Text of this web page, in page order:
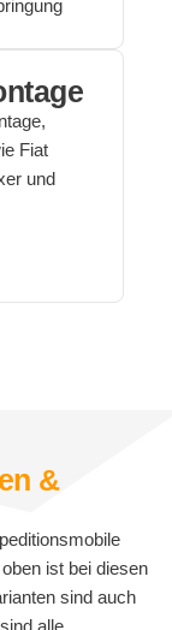
Fiat
und
&
ist bei diesen
sind auch